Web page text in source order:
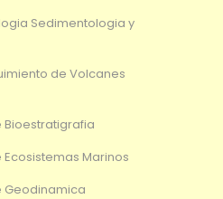
Sedimentologia y
de Volcanes
Bioestratigrafia
Marinos
Geodinamica